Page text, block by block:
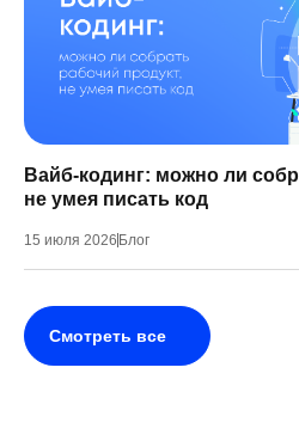
Вайб-кодинг: можно ли
не умея писать код
15 июля 2026 Блог
Смотреть все